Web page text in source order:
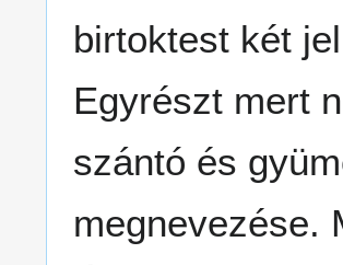
birtoktest két
Egyrészt mert
szántó és
megnevezése.